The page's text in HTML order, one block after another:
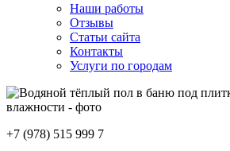
Наши работы
Отзывы
Статьи сайта
Контакты
Услуги по городам
+7 (978) 515 999 7